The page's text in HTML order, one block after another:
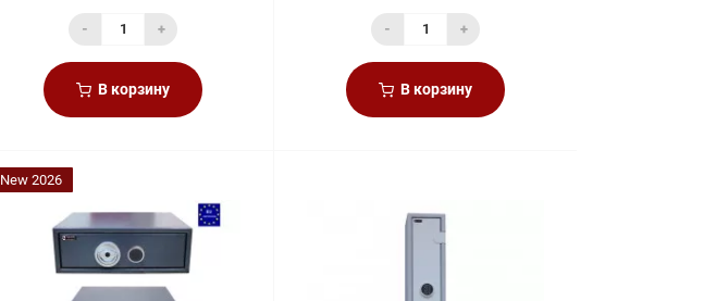
- +
В корзину
- +
В корзину
New 2026